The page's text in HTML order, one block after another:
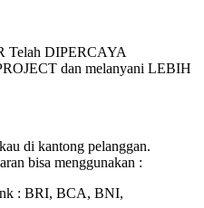
Telah DIPERCAYA
dan melanyani LEBIH
di kantong pelanggan.
bisa menggunakan :
: BRI, BCA, BNI,